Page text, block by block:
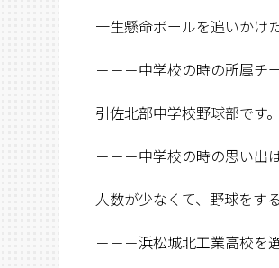
一生懸命ボールを追いかけ
－－－中学校の時の所属チ
引佐北部中学校野球部です。
－－－中学校の時の思い出
人数が少なくて、野球をす
－－－浜松城北工業高校を